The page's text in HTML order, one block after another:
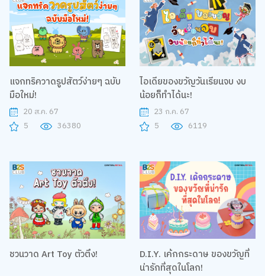
แจกทริควาดรูปสัตว์ง่ายๆ ฉบับ
มือใหม่!
20 ส.ค. 67
5
36380
ไอเดียของขวัญวันเรียนจบ งบ
น้อยก็ทำได้นะ!
23 ก.ค. 67
5
6119
ชวนวาด Art Toy ตัวตึง!
D.I.Y. เค้กกระดาษ ของขวัญที่
น่ารักที่สุดในโลก!